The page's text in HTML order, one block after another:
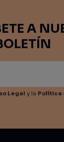
A
Legal y la Política